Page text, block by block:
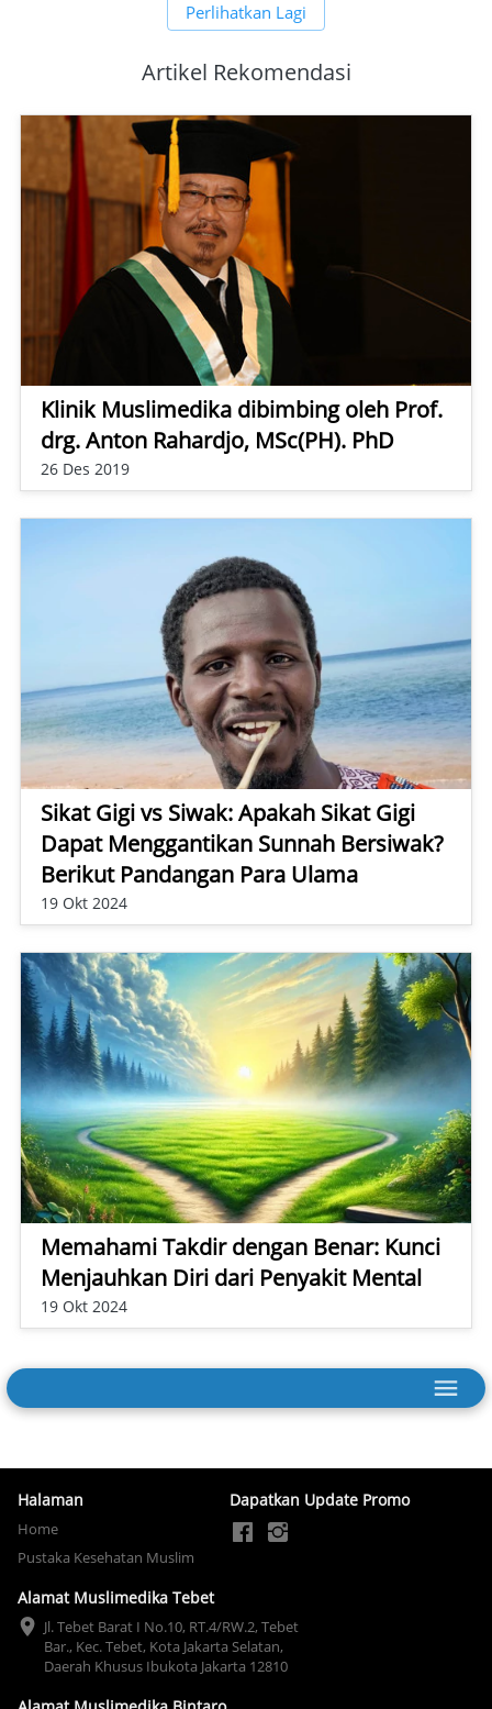
`
Perlihatkan Lagi
Artikel Rekomendasi
Klinik Muslimedika dibimbing oleh Prof.
drg. Anton Rahardjo, MSc(PH). PhD
26 Des 2019
Sikat Gigi vs Siwak: Apakah Sikat Gigi
Dapat Menggantikan Sunnah Bersiwak?
Berikut Pandangan Para Ulama
19 Okt 2024
Memahami Takdir dengan Benar: Kunci
Menjauhkan Diri dari Penyakit Mental
19 Okt 2024
Halaman
Home
Pustaka Kesehatan Muslim
Dapatkan Update Promo
Alamat Muslimedika Tebet
Jl. Tebet Barat I No.10, RT.4/RW.2, Tebet
Bar., Kec. Tebet, Kota Jakarta Selatan,
Daerah Khusus Ibukota Jakarta 12810